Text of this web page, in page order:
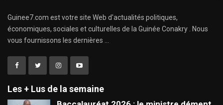
Guinee7.com est votre site Web d'actualités politiques,
économiques, sociales et culturelles de la Guinée Conakry . Nous
vous fournissons les dernières ...
Les + Lus de la semaine